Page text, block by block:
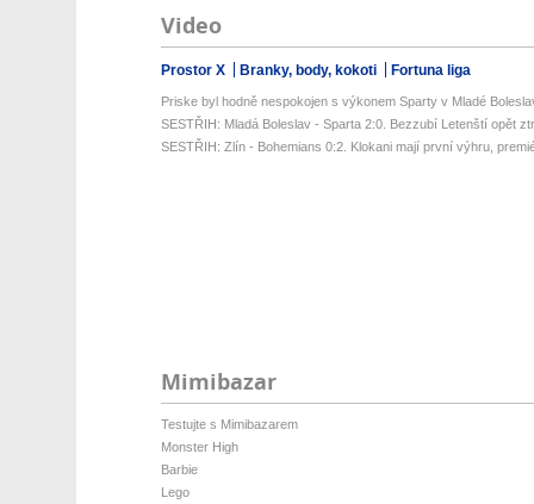
Video
Prostor X Branky, body, kokoti Fortuna liga
Priske byl hodně nespokojen s výkonem Sparty v Mladé
SESTŘIH: Mladá Boleslav - Sparta 2:0. Bezzubí Letenští opět
SESTŘIH: Zlín - Bohemians 0:2. Klokani mají první výhru,
Mimibazar
Testujte s Mimibazarem
Monster High
Barbie
Lego